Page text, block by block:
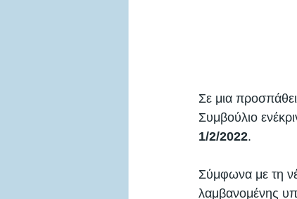
Σε μια
Συμβούλιο
1/2/2022.
Σύμφωνα με τη
λαμβανομένης